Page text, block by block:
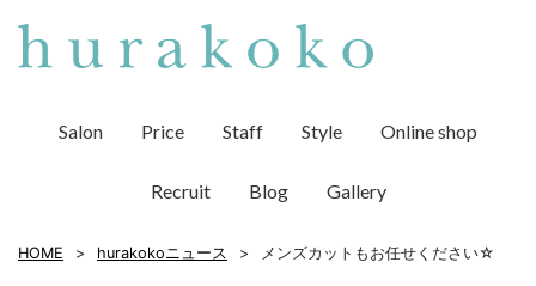
Salon Price Staff Style Online shop
Recruit Blog Gallery
HOME hurakokoニュース メンズカットもお任せください☆